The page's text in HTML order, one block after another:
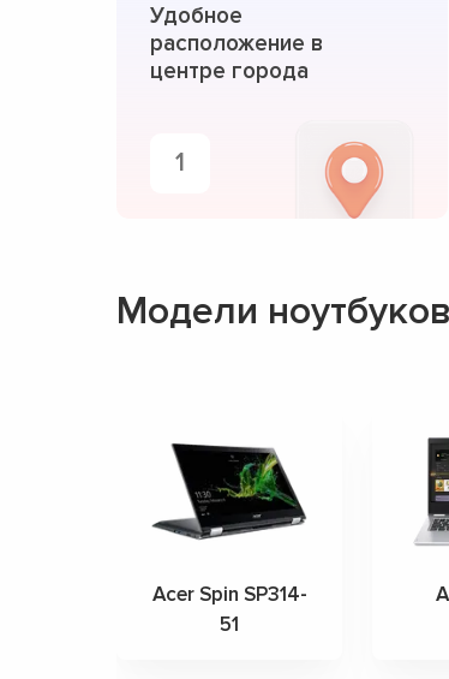
Удобное
расположение в
центре города
1
Модели
Acer Spin SP314-
51